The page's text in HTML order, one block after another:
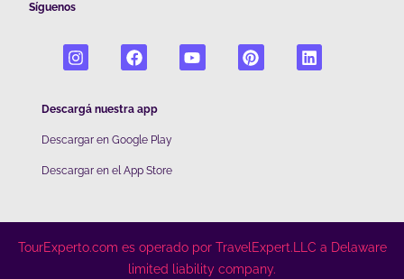
Síguenos
Descargá nuestra app
Descargar en Google Play
Descargar en el App Store
TourExperto.com es operado por TravelExpert.LLC a Delaware
limited liability company.